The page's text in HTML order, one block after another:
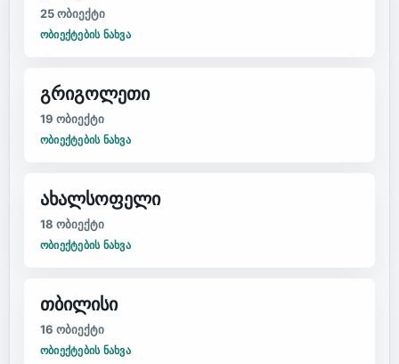
25ობიექტი
ᲝᲑᲘᲔᲥᲢᲔᲑᲘᲡ ᲜᲐᲮᲕᲐ
გრიგოლეთი
19 ობიექტი
ᲝᲑᲘᲔᲥᲢᲔᲑᲘᲡ ᲜᲐᲮᲕᲐ
ახალსოფელი
18 ობიექტი
ᲝᲑᲘᲔᲥᲢᲔᲑᲘᲡ ᲜᲐᲮᲕᲐ
თბილისი
16 ობიექტი
ᲝᲑᲘᲔᲥᲢᲔᲑᲘᲡ ᲜᲐᲮᲕᲐ